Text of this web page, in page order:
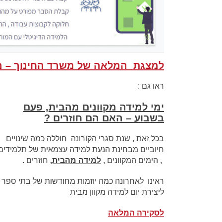
למצגת המלאה של משרד החינוך –
ראו גם :
ימי למידה מקוונים מהבית, פעם
בשבוע – האם הם חוזרים ?
בכל זאת , שנת סגרי הקורונה חוללה כמה שינויים
חיוביים מבחינת הנעת למידה עצמאית של
, הימים המקוונים , למידה מהבית, חוזרים .
ראינו לאחרונה כמה יוזמות מחודשות של בתי ספר
ליצירת יום למידה מקוון מבית
לסקירה המלאה